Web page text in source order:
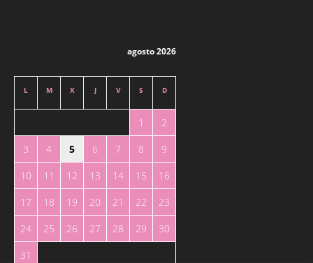
agosto 2026
L M X J V S D
1
2
3
4 5 6 7 8
9
10
11 12 13 14 15
16
17
18 19 20 21 22
23
24
25 26 27 28 29
30
31